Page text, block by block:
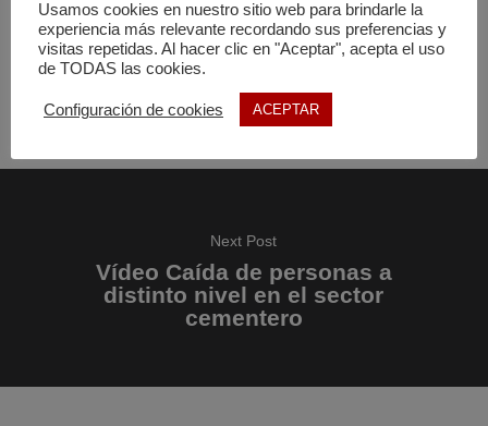
Importante:
Material protegido con derechos de autor.
Cualquier uso deberá de respetar la autoría de su propietario
y la entidad que lo financie y/o subvencione.
Next Post
Vídeo Caída de personas a
distinto nivel en el sector
cementero
Usamos cookies en nuestro sitio web para brindarle la
experiencia más relevante recordando sus preferencias y
visitas repetidas. Al hacer clic en "Aceptar", acepta el uso
de TODAS las cookies.
Configuración de cookies ACEPTAR